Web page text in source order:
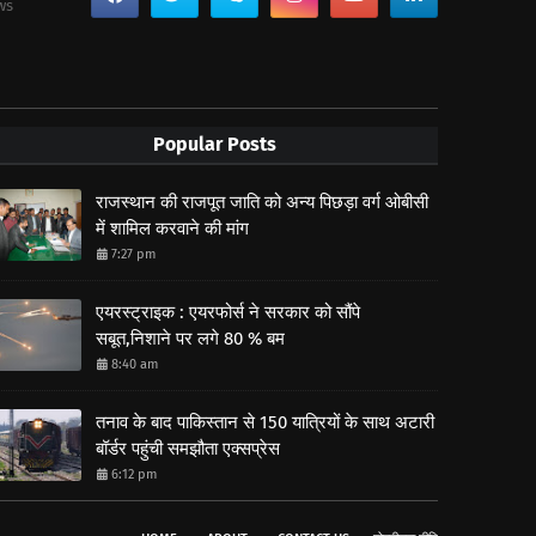
Popular Posts
राजस्थान की राजपूत जाति को अन्य पिछड़ा वर्ग ओबीसी
में शामिल करवाने की मांग
7:27 pm
एयरस्ट्राइक : एयरफोर्स ने सरकार को सौंपे
सबूत,निशाने पर लगे 80 % बम
8:40 am
तनाव के बाद पाकिस्तान से 150 यात्रियों के साथ अटारी
बॉर्डर पहुंची समझौता एक्सप्रेस
6:12 pm